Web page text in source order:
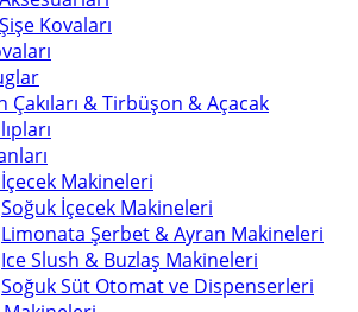
Kovaları
Çakıları & Tirbüşon & Açacak
Makineleri
Soğuk İçecek Makineleri
Limonata Şerbet & Ayran Makineleri
Ice Slush & Buzlaş Makineleri
Soğuk Süt Otomat ve Dispenserleri